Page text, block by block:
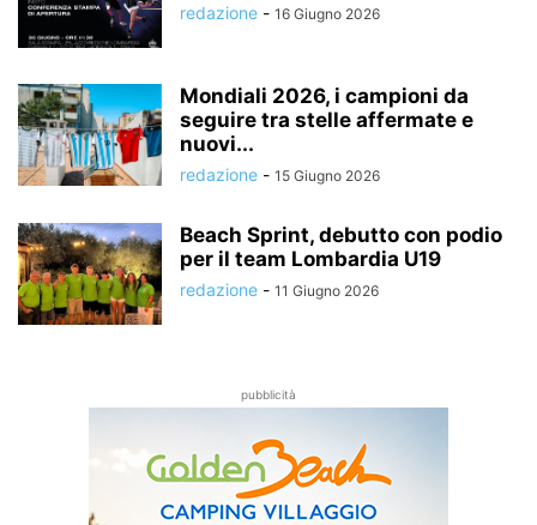
redazione - 16 Giugno 2026
Mondiali 2026, i campioni da
seguire tra stelle affermate e
nuovi...
redazione - 15 Giugno 2026
Beach Sprint, debutto con podio
per il team Lombardia U19
redazione - 11 Giugno 2026
pubblicità